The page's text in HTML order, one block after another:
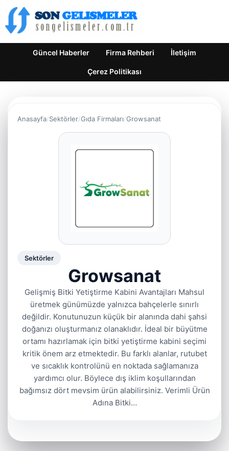
Güncel Haberler Firma Rehberi İletişim
Çerez Politikası
Anasayfa Sektörler Gıda Firmaları Growsanat
Sektörler
Growsanat
Gelişmiş Bitki Yetiştirme Kabini Avantajları Mahsul
üretmek günümüzde yalnızca bahçelerle sınırlı
değildir. Konutunuzun küçük bir alanında dahi şahsi
doğanızı oluşturmanız olanaklıdır. İdeal bir büyütme
ortamı hazırlamak için bitki yetiştirme kabini seçimi
kritik önem arz etmektedir. Bu farklı alanlar, rutubet
ve sıcaklık kontrolünü en noktada sağlamanıza
yardımcı olur. Böylece dış iklim koşullarından
bağımsız dört mevsim ürün alabilirsiniz. Verimli Ürün
Adına Bitki…